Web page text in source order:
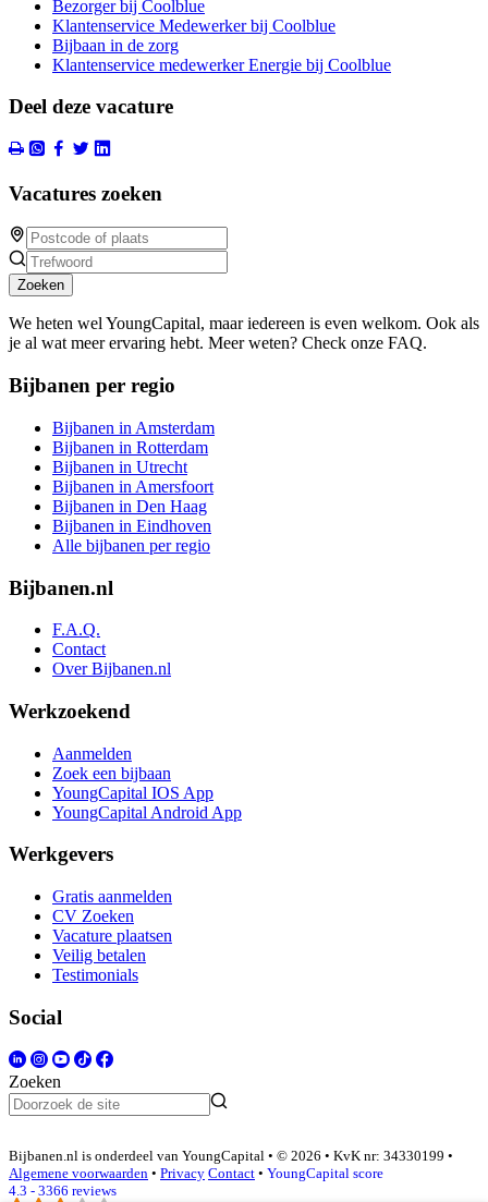
Bezorger bij Coolblue
Klantenservice Medewerker bij Coolblue
Bijbaan in de zorg
Klantenservice medewerker Energie bij Coolblue
Deel deze vacature
Vacatures zoeken
Zoeken
We heten wel YoungCapital, maar iedereen is even welkom. Ook als
je al wat meer ervaring hebt. Meer weten? Check onze FAQ.
Bijbanen per regio
Bijbanen in Amsterdam
Bijbanen in Rotterdam
Bijbanen in Utrecht
Bijbanen in Amersfoort
Bijbanen in Den Haag
Bijbanen in Eindhoven
Alle bijbanen per regio
Bijbanen.nl
F.A.Q.
Contact
Over Bijbanen.nl
Werkzoekend
Aanmelden
Zoek een bijbaan
YoungCapital IOS App
YoungCapital Android App
Werkgevers
Gratis aanmelden
CV Zoeken
Vacature plaatsen
Veilig betalen
Testimonials
Social
Zoeken
Bijbanen.nl is onderdeel van YoungCapital • © 2026 • KvK nr: 34330199 •
Algemene voorwaarden • Privacy Contact • YoungCapital score
4.3 - 3366 reviews